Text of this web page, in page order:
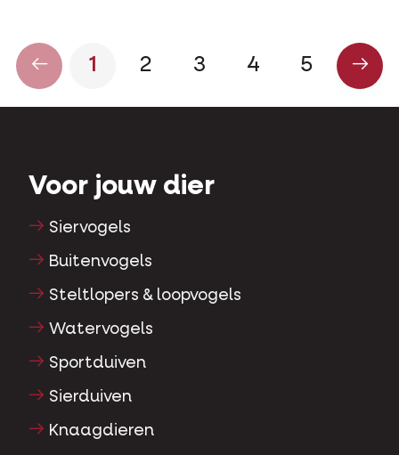
1 2 3 4 5
Voor jouw dier
Siervogels
Buitenvogels
Steltlopers & loopvogels
Watervogels
Sportduiven
Sierduiven
Knaagdieren